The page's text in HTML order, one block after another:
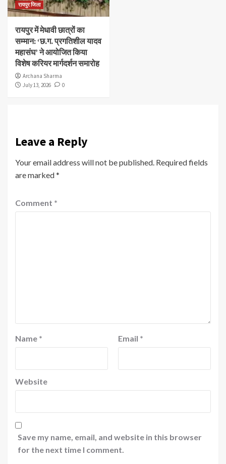
रायपुर जिला
रायपुर में मेधावी छात्रों का
सम्मान: ‘छ.ग. प्रगतिशील यादव
महासंघ’ ने आयोजित किया
विशेष करियर मार्गदर्शन समारोह
Archana Sharma
July 13, 2026
0
Leave a Reply
Your email address will not be published. Required fields
are marked*
Comment *
Name * Email *
Website
Save my name, email, and website in this browser
for the next time I comment.